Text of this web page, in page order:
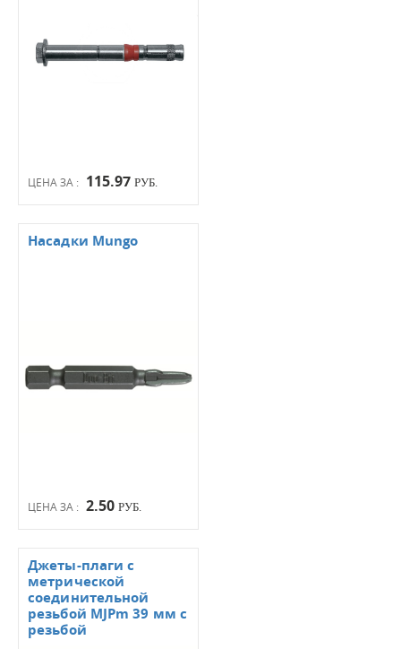
ЦЕНА ЗА : 115.97 РУБ.
ЦЕНА ЗА : 2.50 РУБ.
Насадки Mungo
Джеты-плаги с
метрической
соединительной
резьбой MJPm 39 мм с
резьбой